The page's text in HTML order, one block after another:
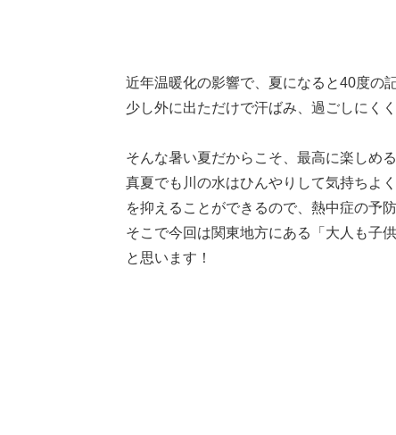
近年温暖化の影響で、夏になると40度の
少し外に出ただけで汗ばみ、過ごしにく
そんな暑い夏だからこそ、最高に楽しめ
真夏でも川の水はひんやりして気持ちよ
を抑えることができるので、熱中症の予
そこで今回は関東地方にある「大人も子
と思います！